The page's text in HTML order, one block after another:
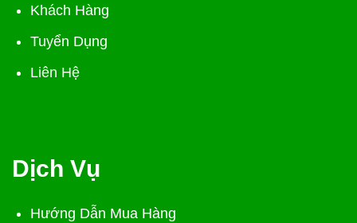
Khách Hàng
Tuyển Dụng
Liên Hệ
Dịch Vụ
Hướng Dẫn Mua Hàng